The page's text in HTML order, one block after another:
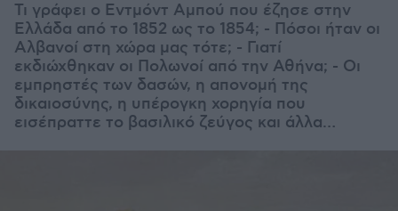
Τι γράφει ο Εντμόντ Αμπού που έζησε στην
Ελλάδα από το 1852 ως το 1854; - Πόσοι ήταν οι
Αλβανοί στη χώρα μας τότε; - Γιατί
εκδιώχθηκαν οι Πολωνοί από την Αθήνα; - Οι
εμπρηστές των δασών, η απονομή της
δικαιοσύνης, η υπέρογκη χορηγία που
εισέπραττε το βασιλικό ζεύγος και άλλα…